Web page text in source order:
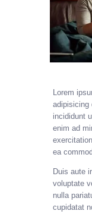
Lorem
adipisicing
incididunt
enim ad
ea
Duis aute
voluptate
nulla
cupidatat